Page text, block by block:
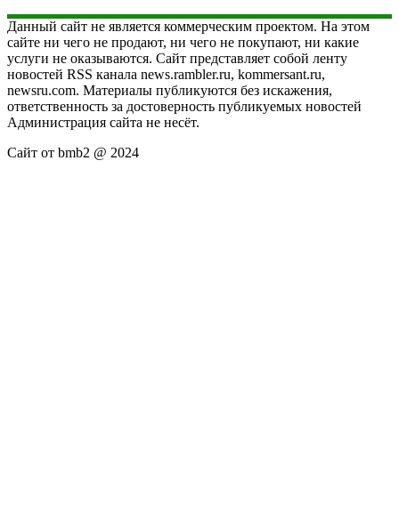
Данный сайт не является коммерческим проектом. На этом
сайте ни чего не продают, ни чего не покупают, ни какие
услуги не оказываются. Сайт представляет собой ленту
новостей RSS канала news.rambler.ru, kommersant.ru,
newsru.com. Материалы публикуются без искажения,
ответственность за достоверность публикуемых новостей
Администрация сайта не несёт.
Сайт от bmb2 @ 2024